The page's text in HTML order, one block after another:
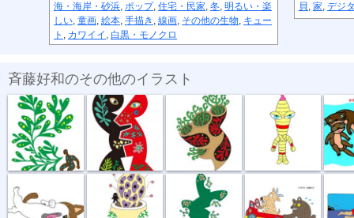
海・海岸・砂浜, ポップ, 住宅・民家, 冬, 明るい・楽
しい, 童画, 絵本, 手描き , 線画, その他の生物, キュー
ト , カワイイ , 白黒・モノクロ
貝, 家, デジ
斉藤好和のその他のイラスト
植物のチカラ 組み合わせ 植木鉢
どう、このポ... おいしい匂い 新しい種 坂道登れば 遠泳